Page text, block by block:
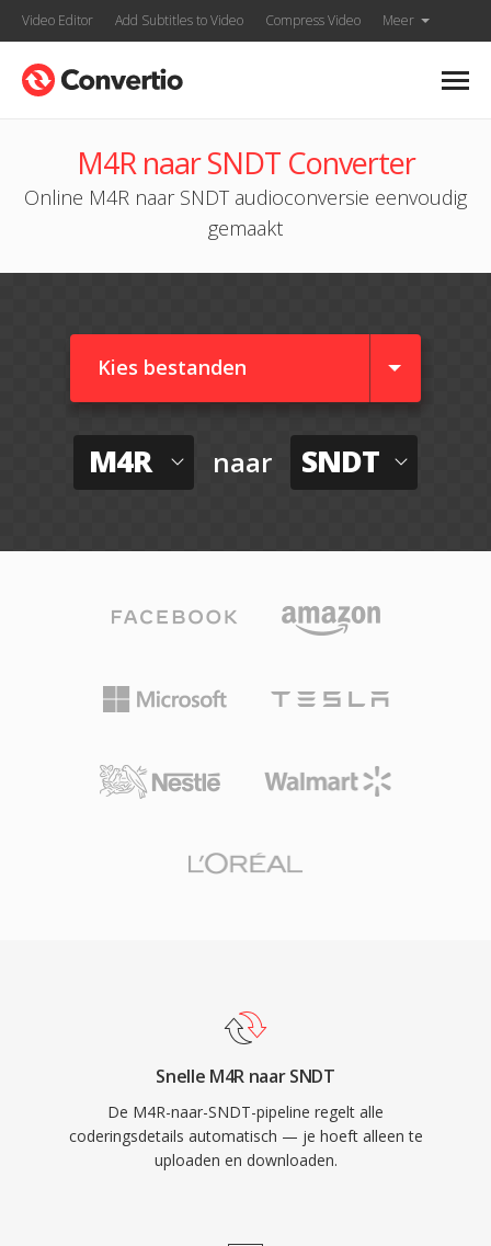
Video Editor Add Subtitles to Video Compress Video Meer
M4R naar SNDT Converter
Online M4R naar SNDT audioconversie eenvoudig
gemaakt
Kies bestanden
M4R naar SNDT
Snelle M4R naar SNDT
De M4R-naar-SNDT-pipeline regelt alle
coderingsdetails automatisch — je hoeft alleen te
uploaden en downloaden.